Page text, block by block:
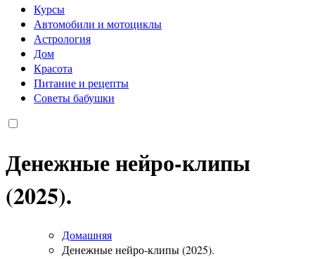
Курсы
Автомобили и мотоциклы
Астрология
Дом
Красота
Питание и рецепты
Советы бабушки
Денежные нейро-клипы
(2025).
Домашняя
Денежные нейро-клипы (2025).